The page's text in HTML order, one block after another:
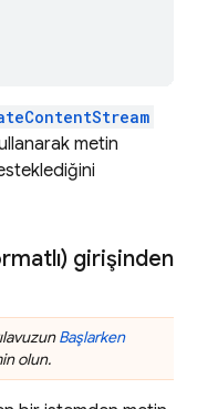
metin
girişinden
Başlarken
olun.